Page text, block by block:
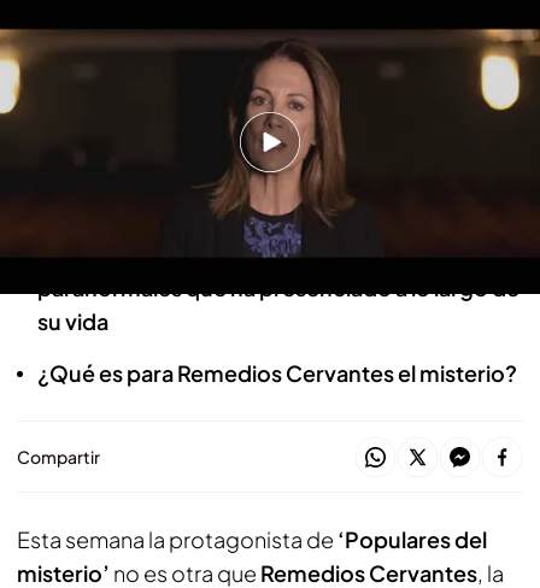
En ‘Populares del misterio’: Remedios
La modelo malagueña explica los fenómenos
paranormales que ha presenciado a lo largo de
su vida
¿Qué es para Remedios Cervantes el misterio?
Compartir
Esta semana la protagonista de ‘Populares del
misterio’ no es otra que Remedios Cervantes, la